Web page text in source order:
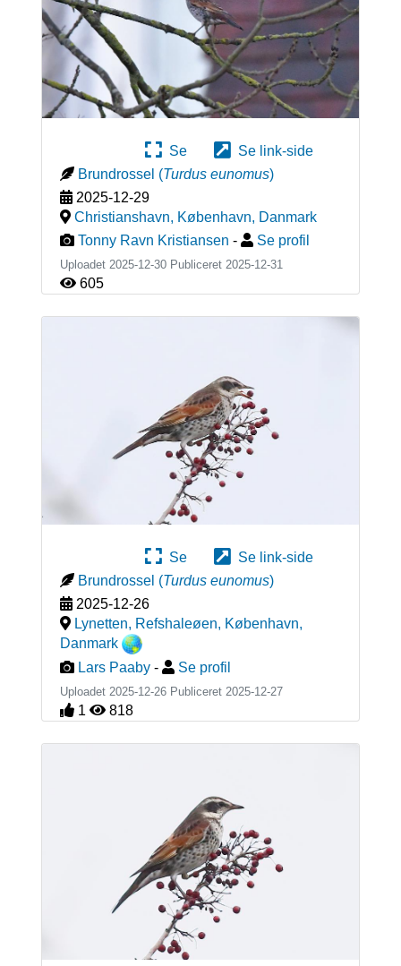
Se
Se link-side
Brundrossel (Turdus eunomus)
2025-12-29
Christianshavn, København, Danmark
Tonny Ravn Kristiansen - Se profil
Uploadet 2025-12-30 Publiceret 2025-12-31
605
Se
Se link-side
Brundrossel (Turdus eunomus)
2025-12-26
Lynetten, Refshaleøen, København,
Danmark
Lars Paaby - Se profil
Uploadet 2025-12-26 Publiceret 2025-12-27
1 818